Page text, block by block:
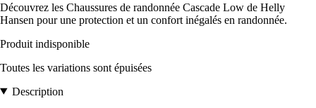
Découvrez les Chaussures de randonnée Cascade Low de Helly
Hansen pour une protection et un confort inégalés en randonnée.
Produit indisponible
Toutes les variations sont épuisées
Description